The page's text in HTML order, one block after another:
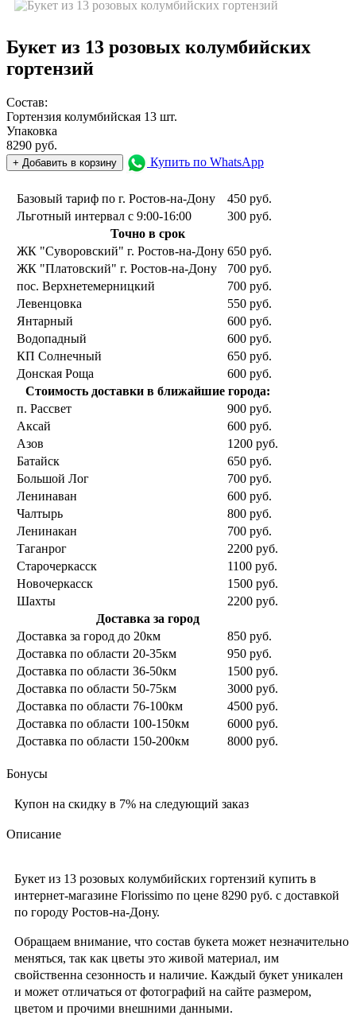
Букет из 13 розовых колумбийских
гортензий
Состав:
Гортензия колумбийская 13 шт.
Упаковка
8290 руб.
+ Добавить в корзину Купить по WhatsApp
Базовый тариф по г. Ростов-на-Дону
450 руб.
Льготный интервал с 9:00-16:00
300 руб.
Точно в срок
ЖК "Суворовский" г. Ростов-на-Дону 650 руб.
ЖК "Платовский" г. Ростов-на-Дону
700 руб.
пос. Верхнетемерницкий
700 руб.
Левенцовка
550 руб.
Янтарный
600 руб.
Водопадный
600 руб.
КП Солнечный
650 руб.
Донская Роща
600 руб.
Стоимость доставки в ближайшие города:
п. Рассвет
900 руб.
Аксай
600 руб.
Азов
1200 руб.
Батайск
650 руб.
Большой Лог
700 руб.
Ленинаван
600 руб.
Чалтырь
800 руб.
Ленинакан
700 руб.
Таганрог
2200 руб.
Старочеркасск
1100 руб.
Новочеркасск
1500 руб.
Шахты
2200 руб.
Доставка за город
Доставка за город до 20км
850 руб.
Доставка по области 20-35км
950 руб.
Доставка по области 36-50км
1500 руб.
Доставка по области 50-75км
3000 руб.
Доставка по области 76-100км
4500 руб.
Доставка по области 100-150км
6000 руб.
Доставка по области 150-200км
8000 руб.
Бонусы
Купон на скидку в 7% на следующий заказ
Описание
Букет из 13 розовых колумбийских гортензий купить в
интернет-магазине Florissimo по цене 8290 руб. с доставкой
по городу Ростов-на-Дону.
Обращаем внимание, что состав букета может незначительно
меняться, так как цветы это живой материал, им
свойственна сезонность и наличие. Каждый букет уникален
и может отличаться от фотографий на сайте размером,
цветом и прочими внешними данными.